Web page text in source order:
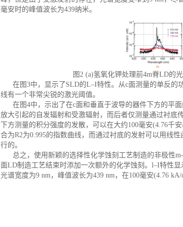
毫安时的峰值波长为439纳米。
图2 (a)氢氧化钾处理前4m脊LD的
在图3中，显示了SLD的L–I特性。从c面测量的单反的
线有一个非常尖锐的激光阈值。
在图4中，示出了在c面和垂直于波导的器件下方的平
放大引起的自发辐射和受激辐射，而后者仅测量通过衬底
下方测量的积分强度的发散，可以在大约100毫安(4.76
合为R2为0.995的指数曲线，而通过衬底的发射可以用线
行的。
总之，使用新颖的选择性化学蚀刻工艺制造的非极性
面LD制造工艺结束时添加一次额外的化学蚀刻。l–I特性
光谱宽度为9 nm，峰值波长为439 nm，在100毫安(4.76 kA/